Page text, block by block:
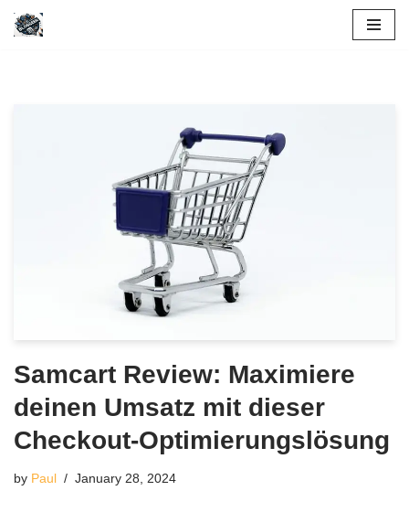
Samcart Review: Maximiere
deinen Umsatz mit dieser
Checkout-Optimierungslösung
by Paul January 28, 2024